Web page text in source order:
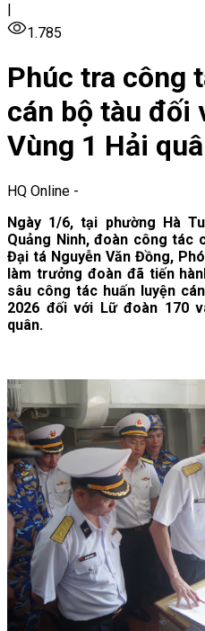
|
1.785
Phúc tra công
cán bộ tàu đối
Vùng 1 Hải
HQ Online -
Ngày 1/6, tại phường Hà
Quảng Ninh, đoàn công tác
Đại tá Nguyễn Văn Đồng,
làm trưởng đoàn đã tiến
sâu công tác huấn luyện
2026 đối với Lữ đoàn 170
quân.